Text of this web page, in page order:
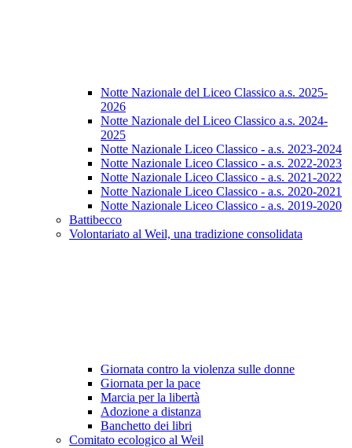
Notte Nazionale del Liceo Classico a.s. 2025-
2026
Notte Nazionale del Liceo Classico a.s. 2024-
2025
Notte Nazionale Liceo Classico - a.s. 2023-2024
Notte Nazionale Liceo Classico - a.s. 2022-2023
Notte Nazionale Liceo Classico - a.s. 2021-2022
Notte Nazionale Liceo Classico - a.s. 2020-2021
Notte Nazionale Liceo Classico - a.s. 2019-2020
Battibecco
Volontariato al Weil, una tradizione consolidata
Giornata contro la violenza sulle donne
Giornata per la pace
Marcia per la libertà
Adozione a distanza
Banchetto dei libri
Comitato ecologico al Weil